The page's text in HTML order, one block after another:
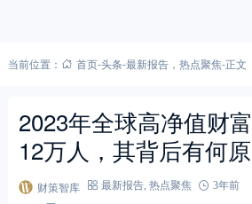
当前位置： 首页-头条-最新报告， 热点聚焦-正文
2023年全球高净值财
12万人，其背后有何
财策智库 最新报告, 热点聚焦 3年前